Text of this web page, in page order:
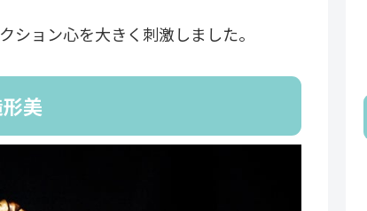
ョン心を大きく刺激しました。
美